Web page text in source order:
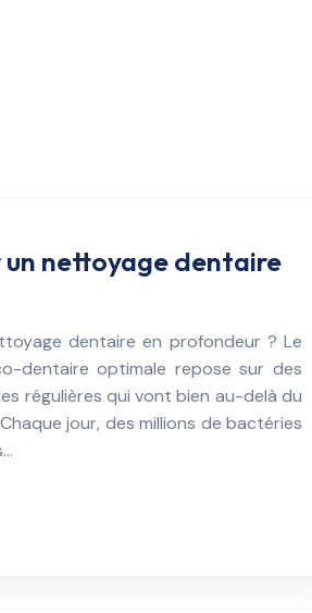
nettoyage dentaire
dentaire en profondeur ? Le
dentaire optimale repose sur des
régulières qui vont bien au-delà du
jour, des millions de bactéries